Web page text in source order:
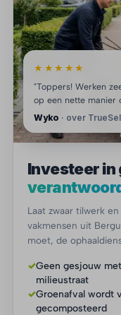
★★★★★
"Toppers! Werken
op een nette manier
Wyko · over
Investeer in
Laat zwaar tilwerk
vakmensen uit
moet, de
✓Geen gesjouw
milieustraat
✓Groenafval wordt
gecomposteerd